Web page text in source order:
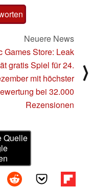
Neuere News
Games Store: Leak
gratis Spiel für 24.
mit höchster
bei 32.000
Rezensionen
⟩
Quelle